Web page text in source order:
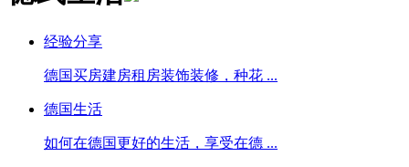
经验分享
德国买房建房租房装饰装修，种花 ...
德国生活
如何在德国更好的生活，享受在德 ...